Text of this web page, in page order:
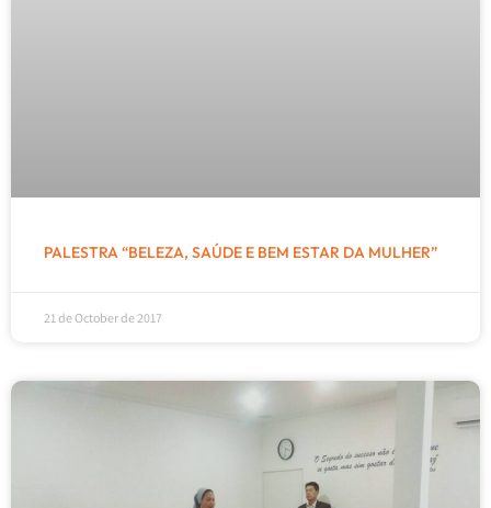
PALESTRA “BELEZA, SAÚDE E BEM ESTAR DA MULHER”
21 de October de 2017